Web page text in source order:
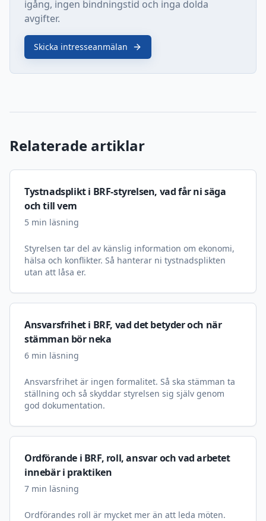
igång, ingen bindningstid och inga dolda
avgifter.
Skicka intresseanmälan
Relaterade artiklar
Tystnadsplikt i BRF-styrelsen, vad får ni säga
och till vem
5 min läsning
Styrelsen tar del av känslig information om ekonomi,
hälsa och konflikter. Så hanterar ni tystnadsplikten
utan att låsa er.
Ansvarsfrihet i BRF, vad det betyder och när
stämman bör neka
6 min läsning
Ansvarsfrihet är ingen formalitet. Så ska stämman ta
ställning och så skyddar styrelsen sig själv genom
god dokumentation.
Ordförande i BRF, roll, ansvar och vad arbetet
innebär i praktiken
7 min läsning
Ordförandes roll är mycket mer än att leda möten.